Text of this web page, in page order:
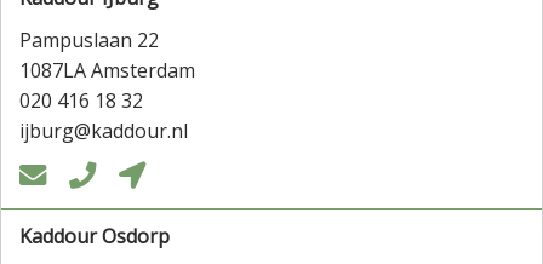
Pampuslaan 22
1087LA Amsterdam
020 416 18 32
ijburg@kaddour.nl
  
Kaddour Osdorp